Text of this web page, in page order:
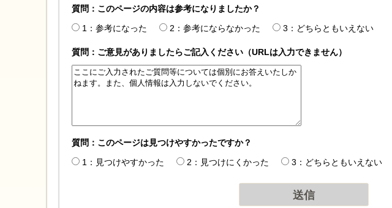
質問：このページの内容は参考になりましたか？
1：参考になった
2：参考にならなかった 3：どちらともいえない
質問：ご意見がありましたらご記入ください（URLは入力できません）
質問：このページは見つけやすかったですか？
1：見つけやすかった
2：見つけにくかった 3：どちらともいえない